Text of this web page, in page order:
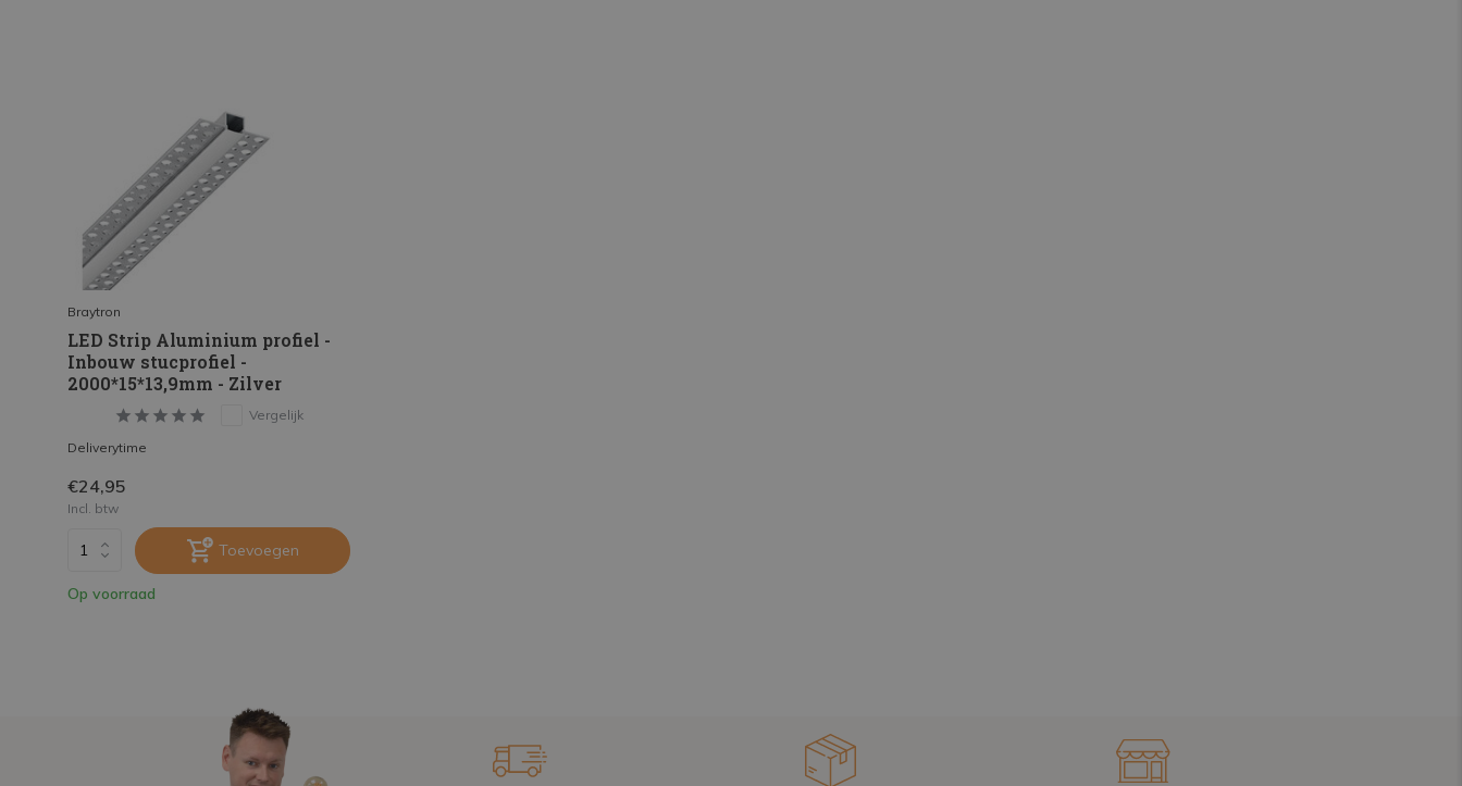
Braytron
LED Strip Aluminium profiel -
Inbouw stucprofiel -
2000*15*13,9mm - Zilver
Vergelijk
Deliverytime
€24,95
Incl. btw
Toevoegen
Op voorraad